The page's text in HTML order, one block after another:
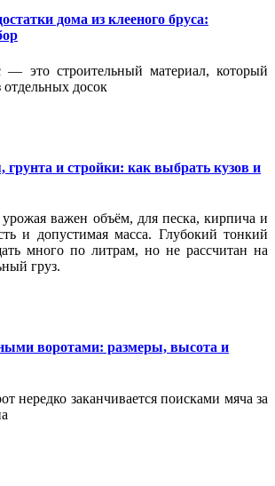
дома из клееного бруса:
— это строительный материал, который
отдельных досок
грунта и стройки: как выбрать кузов и
важен объём, для песка, кирпича и
и допустимая масса. Глубокий тонкий
много по литрам, но не рассчитан на
груз.
воротами: размеры, высота и
нередко заканчивается поисками мяча за